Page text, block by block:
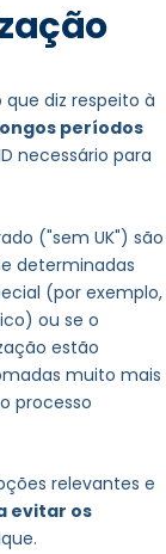
e perdas) ou
certificado
de
língua alemã
diz respeito à
períodos
necessário para
("sem UK") são
determinadas
(por exemplo,
ou se o
estão
muito mais
processo
relevantes e
evitar os